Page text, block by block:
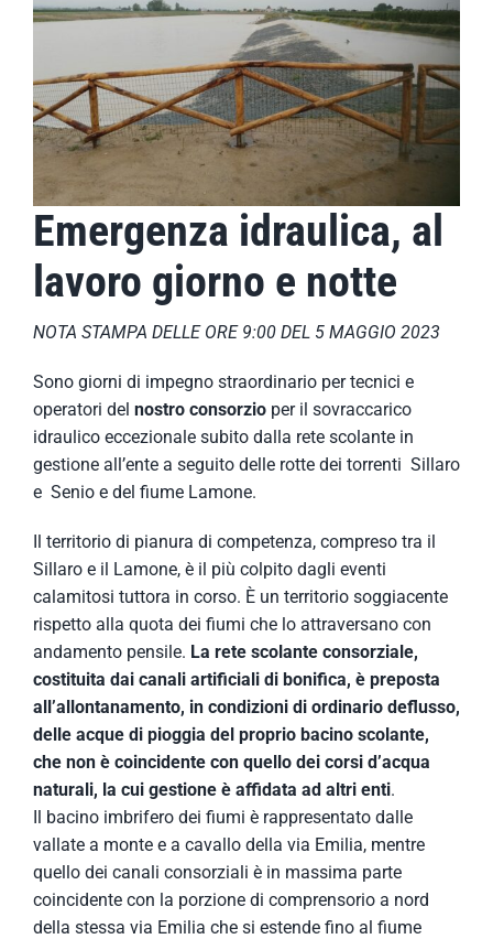
Emergenza idraulica, al
lavoro giorno e notte
NOTA STAMPA DELLE ORE 9:00 DEL 5 MAGGIO 2023
Sono giorni di impegno straordinario per tecnici e
operatori del nostro consorzio per il sovraccarico
idraulico eccezionale subito dalla rete scolante in
gestione all’ente a seguito delle rotte dei torrenti Sillaro
e Senio e del fiume Lamone.
Il territorio di pianura di competenza, compreso tra il
Sillaro e il Lamone, è il più colpito dagli eventi
calamitosi tuttora in corso. È un territorio soggiacente
rispetto alla quota dei fiumi che lo attraversano con
andamento pensile. La rete scolante consorziale,
costituita dai canali artificiali di bonifica, è preposta
all’allontanamento, in condizioni di ordinario deflusso,
delle acque di pioggia del proprio bacino scolante,
che non è coincidente con quello dei corsi d’acqua
naturali, la cui gestione è affidata ad altri enti.
Il bacino imbrifero dei fiumi è rappresentato dalle
vallate a monte e a cavallo della via Emilia, mentre
quello dei canali consorziali è in massima parte
coincidente con la porzione di comprensorio a nord
della stessa via Emilia che si estende fino al fiume